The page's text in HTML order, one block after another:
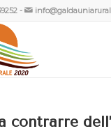
-
contrarre